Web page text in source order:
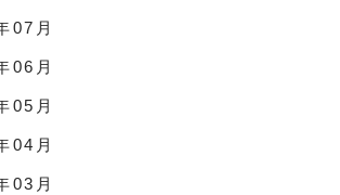
07月
06月
05月
04月
03月